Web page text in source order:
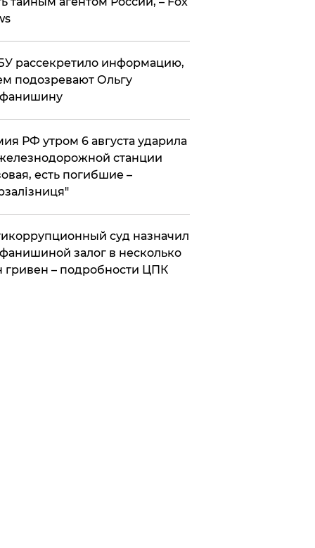
рассекретило информацию,
подозревают Ольгу
РФ утром 6 августа ударила
станции
есть погибшие –
суд назначил
залог в несколько
гривен – подробности ЦПК